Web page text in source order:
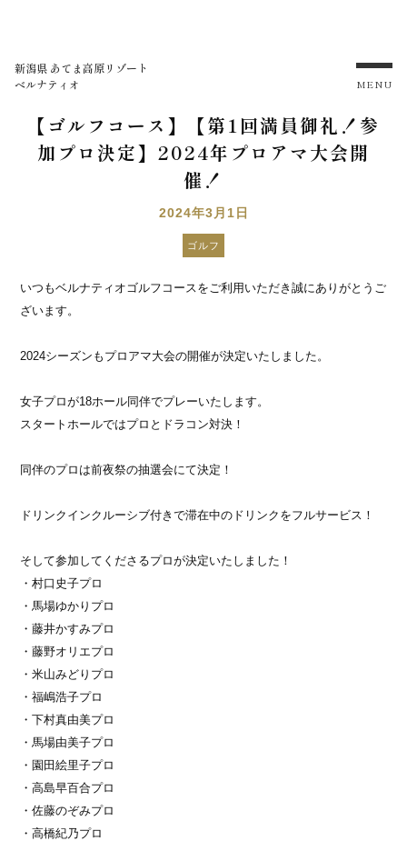
新潟県 あてま高原リゾート
ベルナティオ
MENU
【ゴルフコース】【第1回満員御礼！参
加プロ決定】2024年プロアマ大会開
催！
2024年3月1日
ゴルフ
いつもベルナティオゴルフコースをご利用いただき誠にありがとうご
ざいます。
2024シーズンもプロアマ大会の開催が決定いたしました。
女子プロが18ホール同伴でプレーいたします。
スタートホールではプロとドラコン対決！
同伴のプロは前夜祭の抽選会にて決定！
ドリンクインクルーシブ付きで滞在中のドリンクをフルサービス！
そして参加してくださるプロが決定いたしました！
・村口史子プロ
・馬場ゆかりプロ
・藤井かすみプロ
・藤野オリエプロ
・米山みどりプロ
・福嶋浩子プロ
・下村真由美プロ
・馬場由美子プロ
・園田絵里子プロ
・高島早百合プロ
・佐藤のぞみプロ
・高橋紀乃プロ